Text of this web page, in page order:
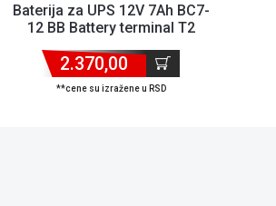
Baterija za UPS 12V 7Ah BC7-
12 BB Battery terminal T2
2.370,00
**cene su izražene u RSD